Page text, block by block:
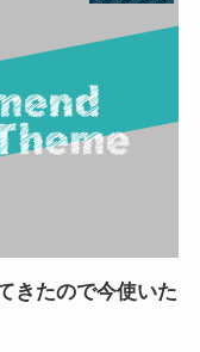
きたので今使いた